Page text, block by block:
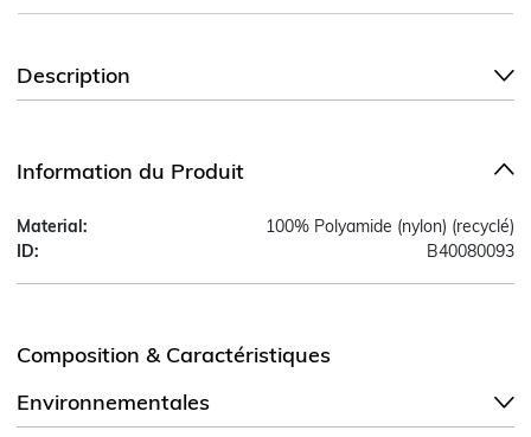
Description
Information du Produit
Material:
100% Polyamide (nylon) (recyclé)
ID:
B40080093
Composition & Caractéristiques
Environnementales